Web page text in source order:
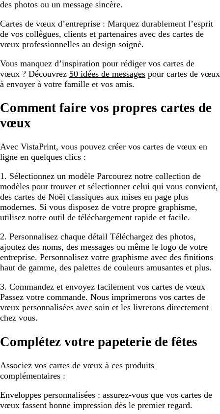
des photos ou un message sincère.
Cartes de vœux d’entreprise : Marquez durablement l’esprit
de vos collègues, clients et partenaires avec des cartes de
vœux professionnelles au design soigné.
Vous manquez d’inspiration pour rédiger vos cartes de
vœux ? Découvrez 50 idées de messages pour cartes de vœux
à envoyer à votre famille et vos amis.
Comment faire vos propres cartes de
vœux
Avec VistaPrint, vous pouvez créer vos cartes de vœux en
ligne en quelques clics :
1. Sélectionnez un modèle Parcourez notre collection de
modèles pour trouver et sélectionner celui qui vous convient,
des cartes de Noël classiques aux mises en page plus
modernes. Si vous disposez de votre propre graphisme,
utilisez notre outil de téléchargement rapide et facile.
2. Personnalisez chaque détail Téléchargez des photos,
ajoutez des noms, des messages ou même le logo de votre
entreprise. Personnalisez votre graphisme avec des finitions
haut de gamme, des palettes de couleurs amusantes et plus.
3. Commandez et envoyez facilement vos cartes de vœux
Passez votre commande. Nous imprimerons vos cartes de
vœux personnalisées avec soin et les livrerons directement
chez vous.
Complétez votre papeterie de fêtes
Associez vos cartes de vœux à ces produits
complémentaires :
Enveloppes personnalisées : assurez-vous que vos cartes de
vœux fassent bonne impression dès le premier regard.